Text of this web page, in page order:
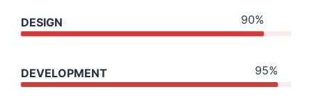
DESIGN 90%
DEVELOPMENT 95%